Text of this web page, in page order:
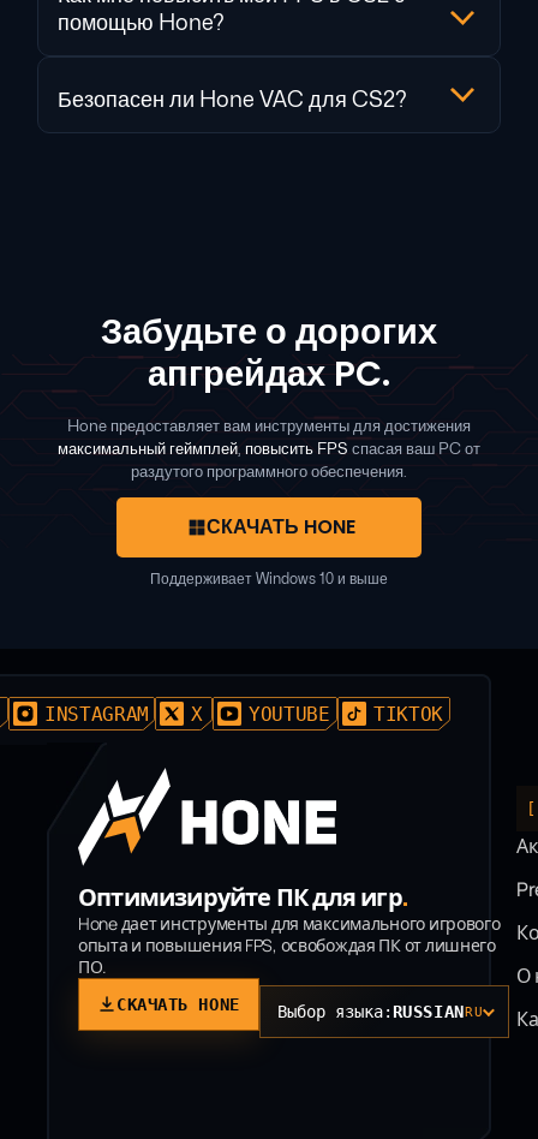
помощью Hone?
Безопасен ли Hone VAC для CS2?
Забудьте о дорогих
апгрейдах PC.
Hone предоставляет вам инструменты для достижения
максимальный геймплей, повысить FPS спасая ваш PC от
раздутого программного обеспечения.
СКАЧАТЬ HONE
Поддерживает Windows 10 и выше
INSTAGRAM X YOUTUBE TIKTOK
Оптимизируйте ПК для игр.
Hone дает инструменты для максимального игрового
опыта и повышения FPS, освобождая ПК от лишнего
ПО.
СКАЧАТЬ HONE Выбор языка: RUSSIANRU
О